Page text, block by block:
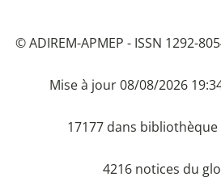
© ADIREM-APMEP - ISSN 1292-
Mise à jour 08/08/2026
17177 dans
4216 notices du